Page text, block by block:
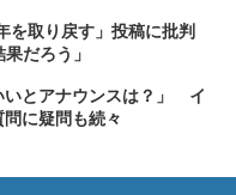
を取り戻す」投稿に批判
だろう」
いとアナウンスは？」 イ
に疑問も続々